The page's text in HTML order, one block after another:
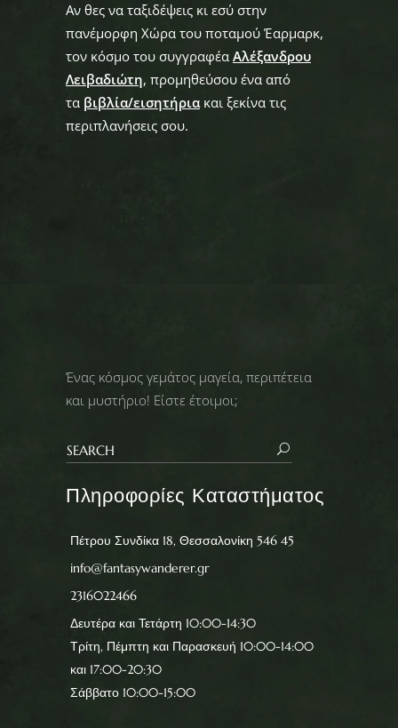
Αν θες να ταξιδέψεις κι εσύ στην
πανέμορφη Χώρα του ποταμού Έαρμαρκ,
τον κόσμο του συγγραφέα Αλέξανδρου
Λειβαδιώτη, προμηθεύσου ένα από
τα βιβλία/εισητήριακαι ξεκίνα τις
περιπλανήσεις σου.
Ένας κόσμος γεμάτος μαγεία, περιπέτεια
και μυστήριο! Είστε έτοιμοι;
Πληροφορίες Καταστήματος
Πέτρου Συνδίκα 18, Θεσσαλονίκη 546 45
info@fantasywanderer.gr
2316022466
Δευτέρα και Τετάρτη 10:00-14:30
Τρίτη, Πέμπτη και Παρασκευή 10:00-14:00
και 17:00-20:30
Σάββατο 10:00-15:00